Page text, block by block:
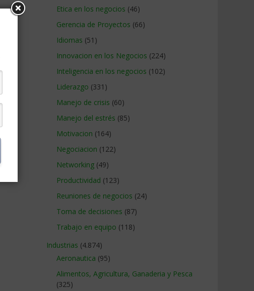
Etica en los negocios (46)
Gerencia de Proyectos (66)
Idiomas (51)
Innovacion en los Negocios (224)
Inteligencia en los negocios (102)
Liderazgo (331)
Manejo de crisis (60)
Manejo del estrés (85)
Motivacion (164)
Negociacion (122)
Networking (49)
Productividad (123)
Reuniones de negocios (24)
Toma de decisiones (87)
Trabajo en equipo (118)
Industrias (4.874)
Aeronautica (95)
Alimentos, Agricultura, Ganaderia y Pesca
(325)